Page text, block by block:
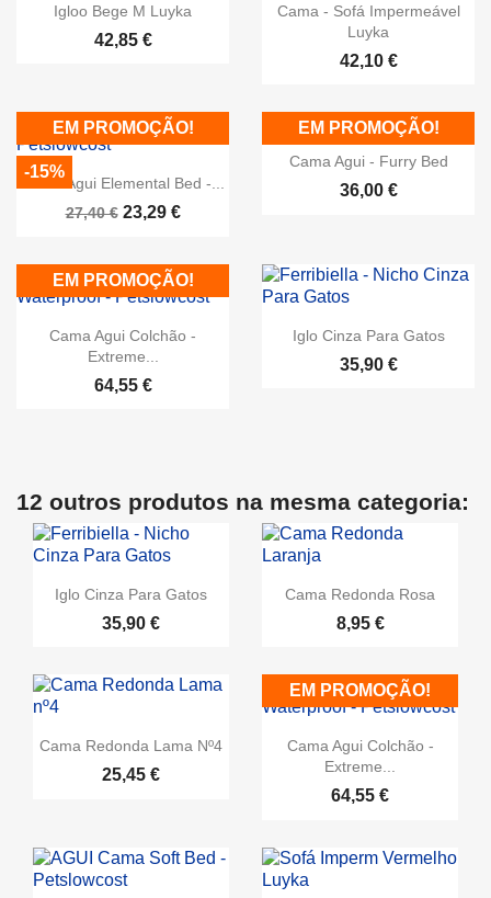
Igloo Bege M Luyka
42,85 €
Cama - Sofá Impermeável
Luyka
42,10 €
Cama Agui Elemental Bed -...
27,40 € 23,29 €
EM PROMOÇÃO!
-15%
Cama Agui - Furry Bed
36,00 €
EM PROMOÇÃO!
Cama Agui Colchão -
Extreme...
64,55 €
EM PROMOÇÃO!
Iglo Cinza Para Gatos
35,90 €
12 outros produtos na mesma categoria:
Iglo Cinza Para Gatos
35,90 €
Cama Redonda Rosa
8,95 €
Cama Redonda Lama Nº4
25,45 €
Cama Agui Colchão -
Extreme...
64,55 €
EM PROMOÇÃO!